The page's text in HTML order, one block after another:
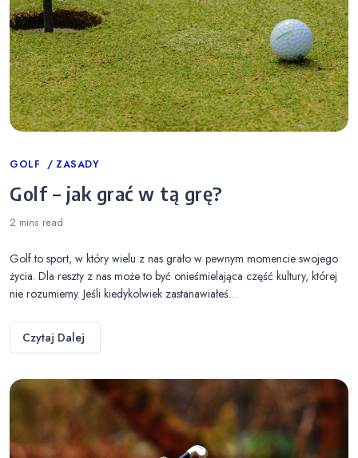
Categories
GOLF ZASADY
Golf – jak grać w tą grę?
2 mins read
Golf to sport, w który wielu z nas grało w pewnym momencie swojego
życia. Dla reszty z nas może to być onieśmielająca część kultury, której
nie rozumiemy. Jeśli kiedykolwiek zastanawiałeś…
Czytaj Dalej